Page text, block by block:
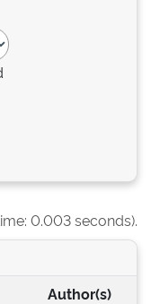
0.003 seconds).
Author(s)